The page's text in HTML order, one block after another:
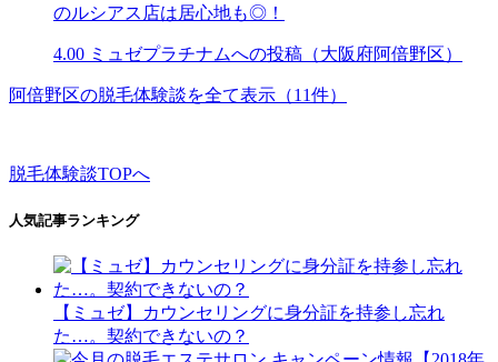
のルシアス店は居心地も◎！
4.00 ミュゼプラチナムへの投稿（大阪府阿倍野区）
阿倍野区の脱毛体験談を全て表示（11件）
脱毛体験談TOPへ
人気記事ランキング
【ミュゼ】カウンセリングに身分証を持参し忘れ
た…。契約できないの？